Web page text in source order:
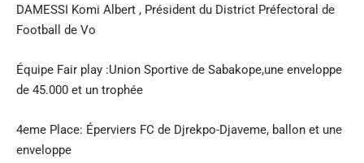
DAMESSI Komi Albert , Président du District Préfectoral de
Football de Vo
Équipe Fair play :Union Sportive de Sabakope,une enveloppe
de 45.000 et un trophée
4eme Place: Éperviers FC de Djrekpo-Djaveme, ballon et une
enveloppe